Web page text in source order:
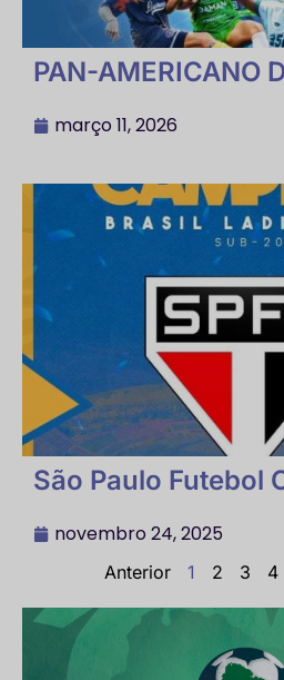
PAN-AMERICANO
2026
março 11, 2026
São Paulo Futebol
estádio do Canindé
CAMPEÃO da 2ª
Ladies Cup SUB
novembro 24, 2025
Anterior 1 2 3 4